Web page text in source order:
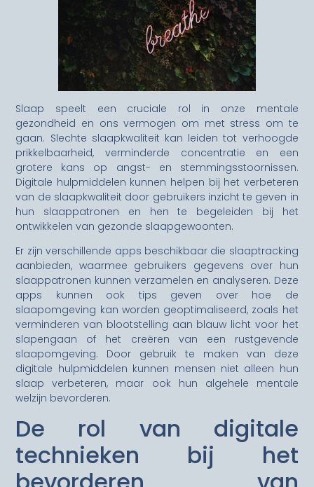
Slaap speelt een cruciale rol in onze mentale
gezondheid en ons vermogen om met stress om te
gaan. Slechte slaapkwaliteit kan leiden tot verhoogde
prikkelbaarheid, verminderde concentratie en een
grotere kans op angst- en stemmingsstoornissen.
Digitale hulpmiddelen kunnen helpen bij het verbeteren
van de slaapkwaliteit door gebruikers inzicht te geven in
hun slaappatronen en hen te begeleiden bij het
ontwikkelen van gezonde slaapgewoonten.
Er zijn verschillende apps beschikbaar die slaaptracking
aanbieden, waarmee gebruikers gegevens over hun
slaappatronen kunnen verzamelen en analyseren. Deze
apps kunnen ook tips geven over hoe de
slaapomgeving kan worden geoptimaliseerd, zoals het
verminderen van blootstelling aan blauw licht voor het
slapengaan of het creëren van een rustgevende
slaapomgeving. Door gebruik te maken van deze
digitale hulpmiddelen kunnen mensen niet alleen hun
slaap verbeteren, maar ook hun algehele mentale
welzijn bevorderen.
De rol van digitale
technieken bij het